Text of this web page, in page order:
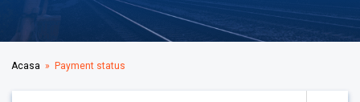
Acasa » Payment status